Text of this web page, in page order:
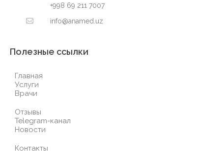
+998 69 211 7007
info@anamed.uz
Полезные ссылки
Главная
Услуги
Врачи
Отзывы
Telegram-канал
Новости
Контакты